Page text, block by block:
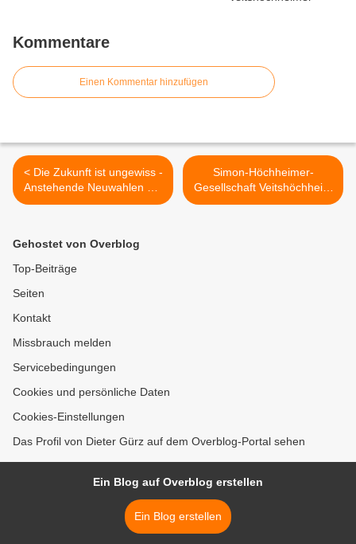
Kommentare
Einen Kommentar hinzufügen
< Die Zukunft ist ungewiss -
Anstehende Neuwahlen am
16. April bei der Simon-
Simon-Höchheimer-
Gesellschaft Veitshöchheim
lädt am 16. April ein:
Gehostet von Overblog
Top-Beiträge
Seiten
Kontakt
Missbrauch melden
Servicebedingungen
Cookies und persönliche Daten
Cookies-Einstellungen
Das Profil von Dieter Gürz auf dem Overblog-Portal sehen
Ein Blog auf Overblog erstellen
Ein Blog erstellen